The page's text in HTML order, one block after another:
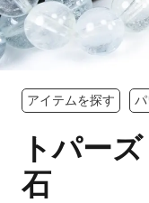
アイテムを探す
トパー
石